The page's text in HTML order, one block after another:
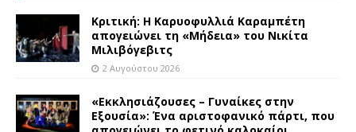
Κριτική: Η Καρυοφυλλιά Καραμπέτη
απογειώνει τη «Μήδεια» του Νικίτα
Μιλιβόγεβιτς
2 Αυγούστου 2026
«Εκκλησιάζουσες – Γυναίκες στην
Εξουσία»: Ένα αριστοφανικό πάρτι, που